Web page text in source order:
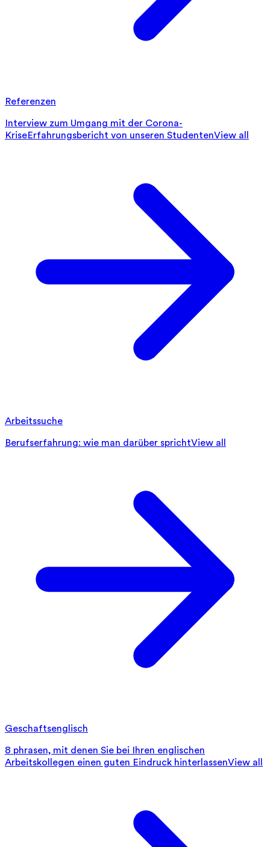
Referenzen
Interview zum Umgang mit der Corona-
KriseErfahrungsbericht von unseren StudentenView all
Arbeitssuche
Berufserfahrung: wie man darüber sprichtView all
Geschaftsenglisch
8 phrasen, mit denen Sie bei Ihren englischen
Arbeitskollegen einen guten Eindruck hinterlassenView all